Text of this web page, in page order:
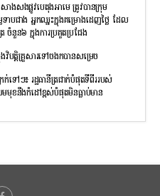
ាងសងផ្លូវបេតុងអាមេ ត្រូវបានក្រុម
ាបជាង អ្នកឈ្នះក្នុងគម្រោងដេញថ្លៃ ដែល
នួន៦ ក្នុងការប្រគួតប្រជែង
វិបត្តិគ្រួសារទៅចងកបានសម្រេច
ក់ទៅៗ៖ រដ្ឋធានីត្រជាក់បំផុតទីពីររបស់
ខនឹងកំដៅខ្ពស់បំផុតមិនធ្លាប់មាន